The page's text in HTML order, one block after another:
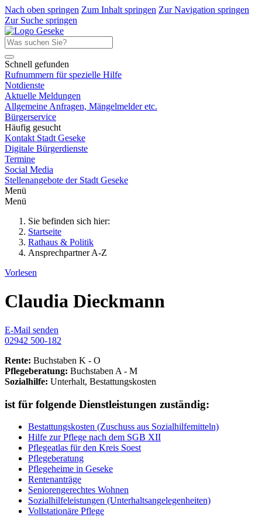
Nach oben springen Zum Inhalt springen Zur Navigation springen
Zur Suche springen
Schnell gefunden
Rufnummern für spezielle Hilfe
Notdienste
Aktuelle Meldungen
Allgemeine Anfragen, Mängelmelder etc.
Bürgerservice
Häufig gesucht
Kontakt Stadt Geseke
Digitale Bürgerdienste
Termine
Social Media
Stellenangebote der Stadt Geseke
Menü
Menü
Sie befinden sich hier:
Startseite
Rathaus & Politik
Ansprechpartner A-Z
Vorlesen
Claudia Dieckmann
E-Mail senden
02942 500-182
Rente: Buchstaben K - O
Pflegeberatung: Buchstaben A - M
Sozialhilfe: Unterhalt, Bestattungskosten
ist für folgende Dienstleistungen zuständig:
Bestattungskosten (Zuschuss aus Sozialhilfemitteln)
Hilfe zur Pflege nach dem SGB XII
Pflegeatlas für den Kreis Soest
Pflegeberatung
Pflegeheime in Geseke
Rentenanträge
Seniorengerechtes Wohnen
Sozialhilfeleistungen (Unterhaltsangelegenheiten)
Vollstationäre Pflege